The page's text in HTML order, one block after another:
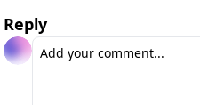
Reply